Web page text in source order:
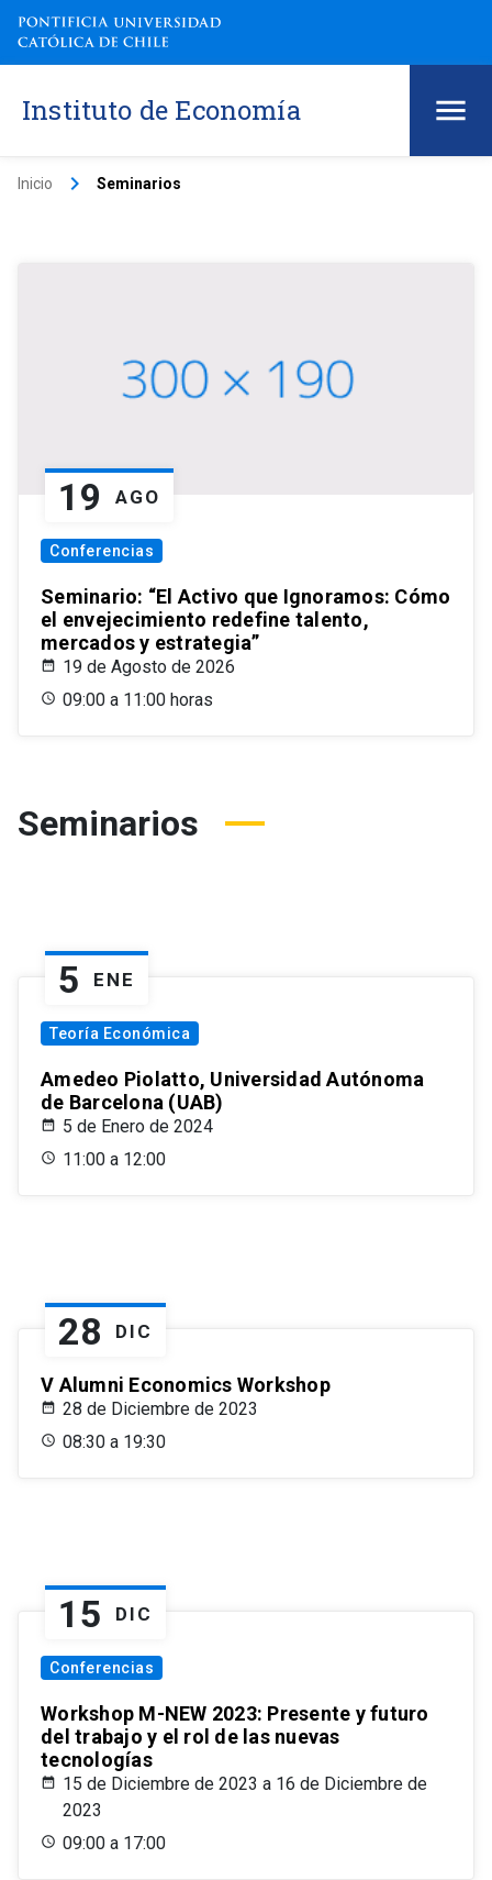
Instituto de Economía
Inicio keyboard_arrow_right Seminarios
19 AGO
Conferencias
Seminario: “El Activo que Ignoramos: Cómo
el envejecimiento redefine talento,
mercados y estrategia”
19 de Agosto de 2026
09:00 a 11:00 horas
Seminarios
5 ENE
Teoría Económica
Amedeo Piolatto, Universidad Autónoma
de Barcelona (UAB)
5 de Enero de 2024
11:00 a 12:00
28 DIC
V Alumni Economics Workshop
28 de Diciembre de 2023
08:30 a 19:30
15 DIC
Conferencias
Workshop M-NEW 2023: Presente y futuro
del trabajo y el rol de las nuevas
tecnologías
15 de Diciembre de 2023 a 16 de Diciembre de
2023
09:00 a 17:00